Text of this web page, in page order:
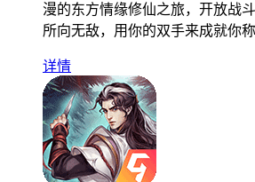
漫的东方情缘修仙之旅，开放战
所向无敌，用你的双手来成就你
详情